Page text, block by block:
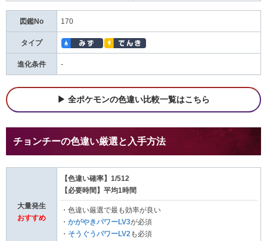
図鑑No 170
タイプ
進化条件 -
全ポケモンの色違い比較一覧はこちら
チョンチーの色違い厳選と入手方法
大量発生
おすすめ
【色違い確率】1/512
【必要時間】平均1時間
・色違い厳選で最も効率が良い
・ かがやきパワーLV3が必須
・ そうぐうパワーLV2 も必須